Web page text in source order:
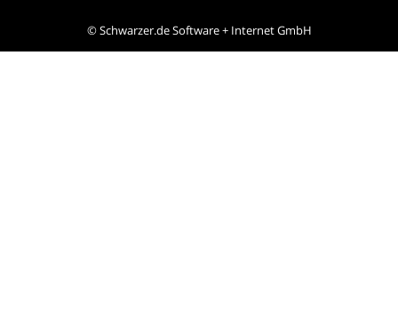
©Schwarzer.de Software + Internet GmbH